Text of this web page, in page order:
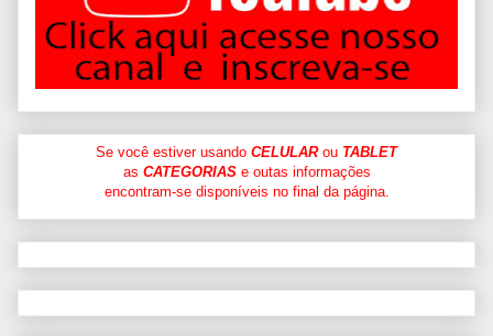
Se você estiver usando CELULARou TABLET
as CATEGORIASe outas informações
encontram-se disponíveis no final da página.